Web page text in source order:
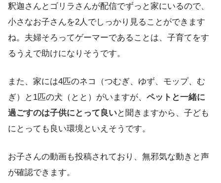
釈迦さんとゴリラさんが配信でずっと家にいるので、
小さなお子さんを2人でしっかり見ることができます
ね。夫婦そろってゲーマーであることは、子育てをす
るうえで助けになりそうです。
また、家には4匹のネコ（つむぎ、ゆず、モップ、む
ぎ）と1匹の犬（とと）がいますが、 ペットと一緒に
過ごすのは子供にとって良いと聞きますから、子ども
にとっても良い環境といえそうです。
お子さんの動画も投稿されており、無邪気な動きと声
が確認できます。